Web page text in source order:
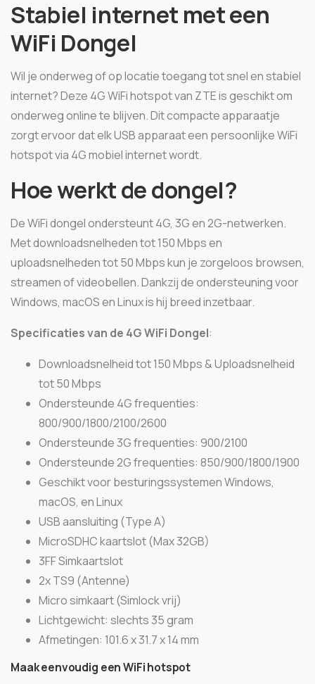
Stabiel internet met een
WiFi Dongel
Wil je onderweg of op locatie toegang tot snel en stabiel
internet? Deze 4G WiFi hotspot van ZTE is geschikt om
onderweg online te blijven. Dit compacte apparaatje
zorgt ervoor dat elk USB apparaat een persoonlijke WiFi
hotspot via 4G mobiel internet wordt.
Hoe werkt de dongel?
De WiFi dongel ondersteunt 4G, 3G en 2G-netwerken.
Met downloadsnelheden tot 150 Mbps en
uploadsnelheden tot 50 Mbps kun je zorgeloos browsen,
streamen of videobellen. Dankzij de ondersteuning voor
Windows, macOS en Linux is hij breed inzetbaar.
Specificaties van de 4G WiFi Dongel:
Downloadsnelheid tot 150 Mbps & Uploadsnelheid
tot 50 Mbps
Ondersteunde 4G frequenties:
800/900/1800/2100/2600
Ondersteunde 3G frequenties: 900/2100
Ondersteunde 2G frequenties: 850/900/1800/1900
Geschikt voor besturingssystemen Windows,
macOS, en Linux
USB aansluiting (Type A)
MicroSDHC kaartslot (Max 32GB)
3FF Simkaartslot
2x TS9 (Antenne)
Micro simkaart (Simlock vrij)
Lichtgewicht: slechts 35 gram
Afmetingen: 101.6 x 31.7 x 14 mm
Maak eenvoudig een WiFi hotspot